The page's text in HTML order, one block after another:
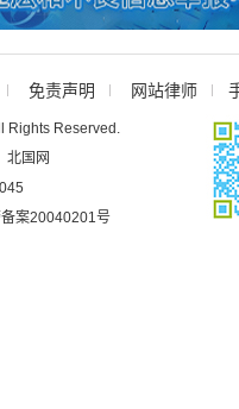
免责声明 网站律师
Rights Reserved.
北国网
案20040201号